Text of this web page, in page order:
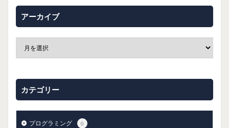
アーカイブ
カテゴリー
プログラミング 0